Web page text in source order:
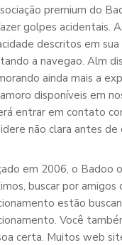
premium do
golpes acidentais.
descritos em
a navegao. Alm
ainda mais a
disponíveis em
entrar em contato
não clara antes de
em 2006, o Badoo
buscar por
estão
Você
certa. Muitos web